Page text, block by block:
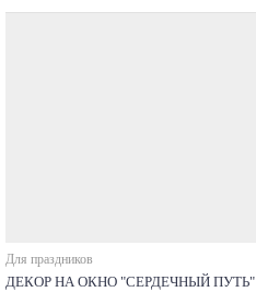
Для праздников
ДЕКОР НА ОКНО "СЕРДЕЧНЫЙ ПУТЬ"